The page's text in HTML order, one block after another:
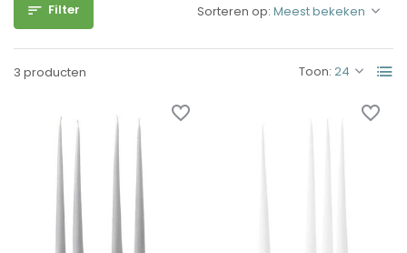
Filter
3 producten Toon:
Sorteren op: